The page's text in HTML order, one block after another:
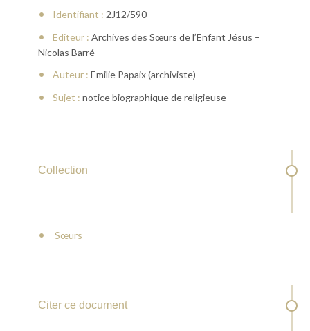
Identifiant : 2J12/590
Editeur : Archives des Sœurs de l’Enfant Jésus –
Nicolas Barré
Auteur : Emilie Papaix (archiviste)
Sujet : notice biographique de religieuse
Collection
Sœurs
Citer ce document